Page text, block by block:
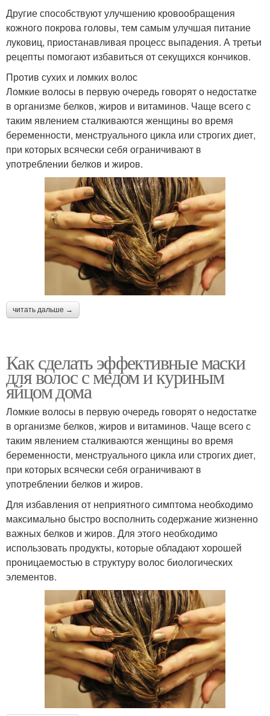
Другие способствуют улучшению кровообращения
кожного покрова головы, тем самым улучшая питание
луковиц, приостанавливая процесс выпадения. А третьи
рецепты помогают избавиться от секущихся кончиков.
Против сухих и ломких волос
Ломкие волосы в первую очередь говорят о недостатке
в организме белков, жиров и витаминов. Чаще всего с
таким явлением сталкиваются женщины во время
беременности, менструального цикла или строгих диет,
при которых всячески себя ограничивают в
употреблении белков и жиров.
читать дальше →
Как сделать эффективные маски
для волос с медом и куриным
яйцом дома
Ломкие волосы в первую очередь говорят о недостатке
в организме белков, жиров и витаминов. Чаще всего с
таким явлением сталкиваются женщины во время
беременности, менструального цикла или строгих диет,
при которых всячески себя ограничивают в
употреблении белков и жиров.
Для избавления от неприятного симптома необходимо
максимально быстро восполнить содержание жизненно
важных белков и жиров. Для этого необходимо
использовать продукты, которые обладают хорошей
проницаемостью в структуру волос биологических
элементов.